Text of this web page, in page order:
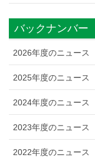
バックナンバー
2026年度のニュース
2025年度のニュース
2024年度のニュース
2023年度のニュース
2022年度のニュース